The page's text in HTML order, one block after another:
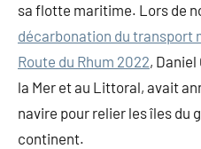
sa flotte maritime. Lors de
décarbonation du transport
Route du Rhum 2022,
la Mer et au Littoral, avait
navire pour relier les îles du
continent.